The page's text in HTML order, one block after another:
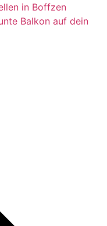
in Boffzen
Balkon auf dein